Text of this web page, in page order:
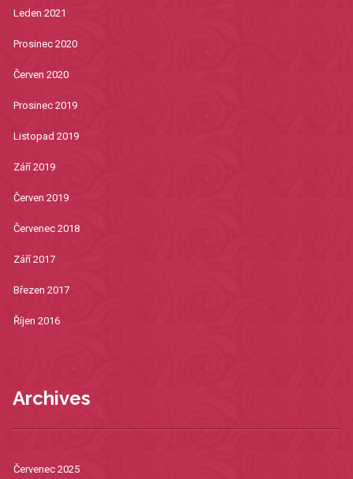
Leden 2021
Prosinec 2020
Červen 2020
Prosinec 2019
Listopad 2019
Září 2019
Červen 2019
Červenec 2018
Září 2017
Březen 2017
Říjen 2016
Archives
Červenec 2025